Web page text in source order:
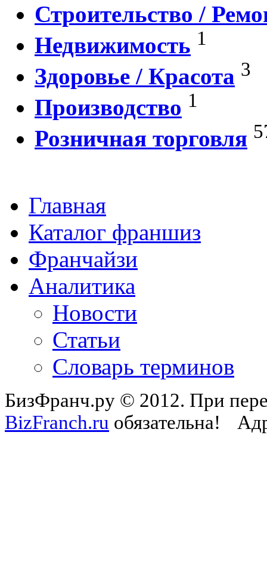
Строительство /
Недвижимость 1
Здоровье / Красота 3
Производство 1
Розничная торговля
Главная
Каталог франшиз
Франчайзи
Аналитика
Новости
Статьи
Словарь терминов
БизФранч.ру © 2012. При
BizFranch.ru обязательна!